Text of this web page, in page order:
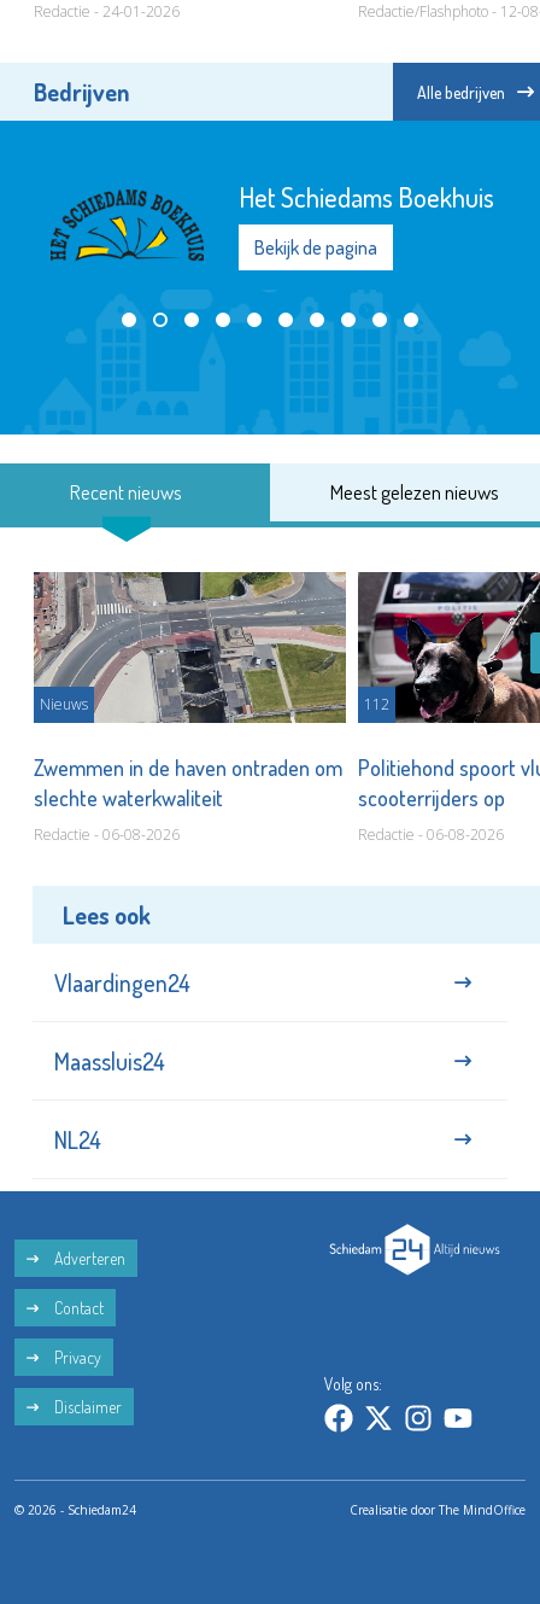
Redactie - 24-01-2026 Redactie/Flashphoto - 12-
Bedrijven Alle bedrijven
Het Schiedams Boekhuis
Bekijk de pagina
Recent nieuws Meest gelezen nieuws
Nieuws
Zwemmen in de haven ontraden om
slechte waterkwaliteit
Redactie - 06-08-2026
112
Politiehond spoort
scooterrijders op
Redactie - 06-08-2026
Lees ook
Vlaardingen24
Maassluis24
NL24
Adverteren
Contact
Privacy
Disclaimer
Volg ons:
© 2026 - Schiedam24 Crealisatie doorThe MindOffice